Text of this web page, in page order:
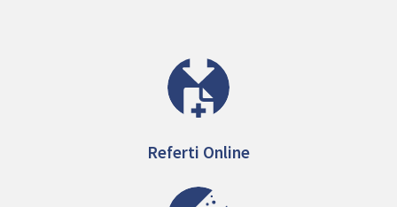
Referti Online